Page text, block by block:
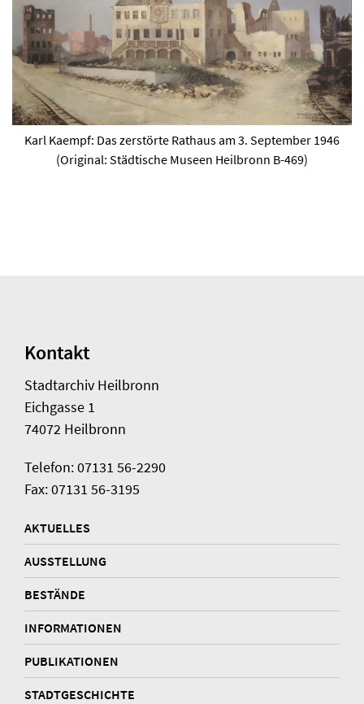
Karl Kaempf: Das zerstörte Rathaus am 3. September 1946
(Original: Städtische Museen Heilbronn B-469)
Kontakt
Stadtarchiv Heilbronn
Eichgasse 1
74072 Heilbronn
Telefon: 07131 56-2290
Fax: 07131 56-3195
AKTUELLES
AUSSTELLUNG
BESTÄNDE
INFORMATIONEN
PUBLIKATIONEN
STADTGESCHICHTE